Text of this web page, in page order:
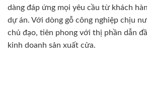
dàng đáp ứng mọi yêu cầu từ khách
dự án. Với dòng gỗ công nghiệp chịu
chủ đạo, tiên phong với thị phần dẫn
kinh doanh sản xuất cửa.